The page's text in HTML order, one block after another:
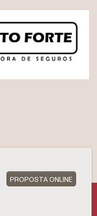
PROPOSTA ONLINE